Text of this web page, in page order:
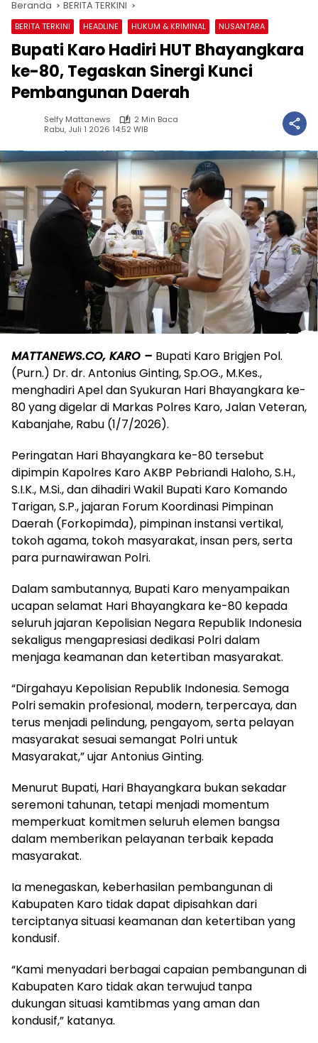
Beranda BERITA TERKINI
BERITA TERKINI HEADLINE HUKUM & KRIMINAL NUSANTARA
Bupati Karo Hadiri HUT Bhayangkara
ke-80, Tegaskan Sinergi Kunci
Pembangunan Daerah
Selfy Mattanews
2 Min Baca
Rabu, Juli 1 2026 14:52 WIB
MATTANEWS.CO, KARO – Bupati Karo Brigjen Pol.
(Purn.) Dr. dr. Antonius Ginting, Sp.OG., M.Kes.,
menghadiri Apel dan Syukuran Hari Bhayangkara ke-
80 yang digelar di Markas Polres Karo, Jalan Veteran,
Kabanjahe, Rabu (1/7/2026).
Peringatan Hari Bhayangkara ke-80 tersebut
dipimpin Kapolres Karo AKBP Pebriandi Haloho, S.H.,
S.I.K., M.Si., dan dihadiri Wakil Bupati Karo Komando
Tarigan, S.P., jajaran Forum Koordinasi Pimpinan
Daerah (Forkopimda), pimpinan instansi vertikal,
tokoh agama, tokoh masyarakat, insan pers, serta
para purnawirawan Polri.
Dalam sambutannya, Bupati Karo menyampaikan
ucapan selamat Hari Bhayangkara ke-80 kepada
seluruh jajaran Kepolisian Negara Republik Indonesia
sekaligus mengapresiasi dedikasi Polri dalam
menjaga keamanan dan ketertiban masyarakat.
“Dirgahayu Kepolisian Republik Indonesia. Semoga
Polri semakin profesional, modern, terpercaya, dan
terus menjadi pelindung, pengayom, serta pelayan
masyarakat sesuai semangat Polri untuk
Masyarakat,” ujar Antonius Ginting.
Menurut Bupati, Hari Bhayangkara bukan sekadar
seremoni tahunan, tetapi menjadi momentum
memperkuat komitmen seluruh elemen bangsa
dalam memberikan pelayanan terbaik kepada
masyarakat.
Ia menegaskan, keberhasilan pembangunan di
Kabupaten Karo tidak dapat dipisahkan dari
terciptanya situasi keamanan dan ketertiban yang
kondusif.
“Kami menyadari berbagai capaian pembangunan di
Kabupaten Karo tidak akan terwujud tanpa
dukungan situasi kamtibmas yang aman dan
kondusif,” katanya.